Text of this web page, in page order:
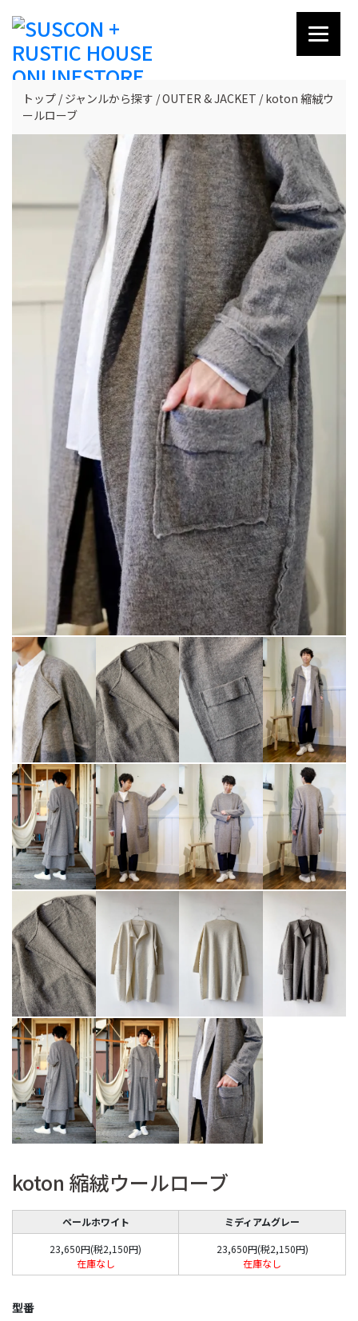
トップ ジャンルから探す OUTER & JACKET
koton 縮絨ウ
ールローブ
koton 縮絨ウールローブ
ペールホワイト
ミディアムグレー
23,650円(税2,150円)
在庫なし
23,650円(税2,150円)
在庫なし
型番